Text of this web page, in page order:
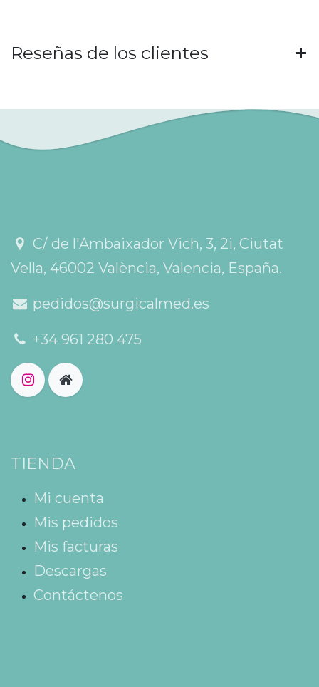
Reseñas de los clientes
C/ de l'Ambaixador Vich, 3, 2i, Ciutat
Vella, 46002 València, Valencia, España.
pedidos@surgicalmed.es
+34 961 280 475
TIENDA
Mi cuenta
Mis pedidos
Mis facturas
Descargas
Contáctenos